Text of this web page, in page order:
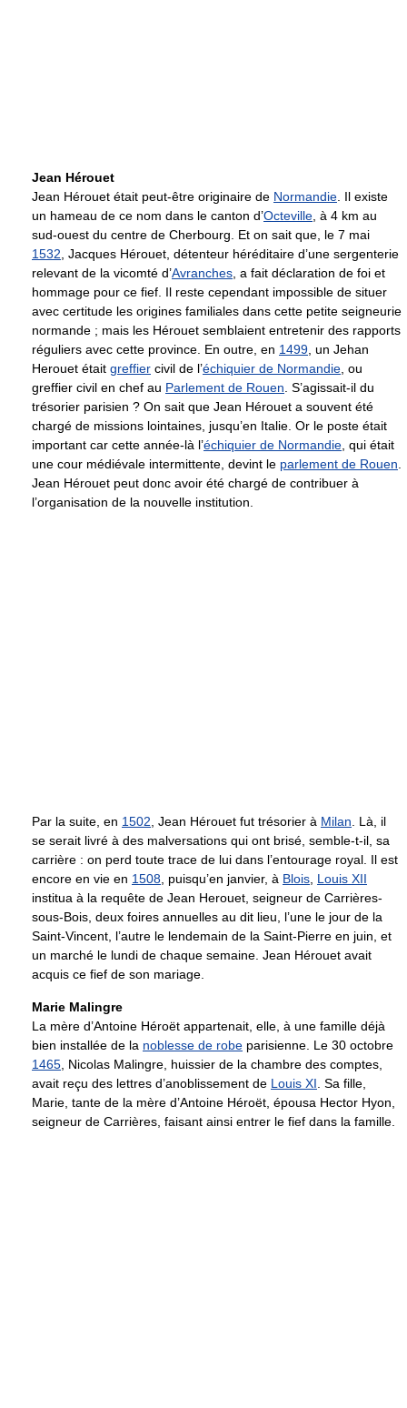
Jean Hérouet
Jean Hérouet était peut-être originaire de Normandie. Il existe
un hameau de ce nom dans le canton d’Octeville, à 4 km au
sud-ouest du centre de Cherbourg. Et on sait que, le 7 mai
1532, Jacques Hérouet, détenteur héréditaire d’une sergenterie
relevant de la vicomté d’Avranches, a fait déclaration de foi et
hommage pour ce fief. Il reste cependant impossible de situer
avec certitude les origines familiales dans cette petite seigneurie
normande ; mais les Hérouet semblaient entretenir des rapports
réguliers avec cette province. En outre, en 1499, un Jehan
Herouet était greffier civil de l’échiquier de Normandie, ou
greffier civil en chef au Parlement de Rouen. S’agissait-il du
trésorier parisien ? On sait que Jean Hérouet a souvent été
chargé de missions lointaines, jusqu’en Italie. Or le poste était
important car cette année-là l’échiquier de Normandie, qui était
une cour médiévale intermittente, devint le parlement de Rouen.
Jean Hérouet peut donc avoir été chargé de contribuer à
l’organisation de la nouvelle institution.
Par la suite, en 1502, Jean Hérouet fut trésorier à Milan. Là, il
se serait livré à des malversations qui ont brisé, semble-t-il, sa
carrière : on perd toute trace de lui dans l’entourage royal. Il est
encore en vie en 1508, puisqu’en janvier, à Blois, Louis XII
institua à la requête de Jean Herouet, seigneur de Carrières-
sous-Bois, deux foires annuelles au dit lieu, l’une le jour de la
Saint-Vincent, l’autre le lendemain de la Saint-Pierre en juin, et
un marché le lundi de chaque semaine. Jean Hérouet avait
acquis ce fief de son mariage.
Marie Malingre
La mère d’Antoine Héroët appartenait, elle, à une famille déjà
bien installée de la noblesse de robe parisienne. Le 30 octobre
1465, Nicolas Malingre, huissier de la chambre des comptes,
avait reçu des lettres d’anoblissement de Louis XI. Sa fille,
Marie, tante de la mère d’Antoine Héroët, épousa Hector Hyon,
seigneur de Carrières, faisant ainsi entrer le fief dans la famille.